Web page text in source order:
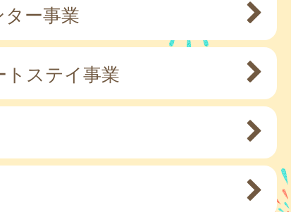
ー事業
ステイ事業